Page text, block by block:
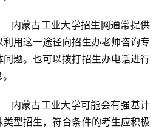
内蒙古工业大学招生网通常提供
用这一途径向招生办老师咨询专
题。也可以拨打招生办电话进行
内蒙古工业大学可能会有强基计
型招生，符合条件的考生应积极